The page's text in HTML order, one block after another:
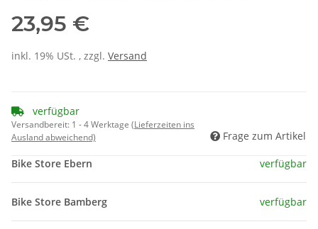
23,95 €
inkl. 19% USt. , zzgl. Versand
verfügbar
Versandbereit: 1 - 4 Werktage (Lieferzeiten ins
Ausland abweichend)
Frage zum Artikel
Bike Store Ebern verfügbar
Bike Store Bamberg verfügbar